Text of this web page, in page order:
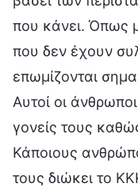
που κάνει. Όπως
που δεν έχουν
επωμίζονται
Αυτοί οι
γονείς τους
Κάποιους
τους διώκει το